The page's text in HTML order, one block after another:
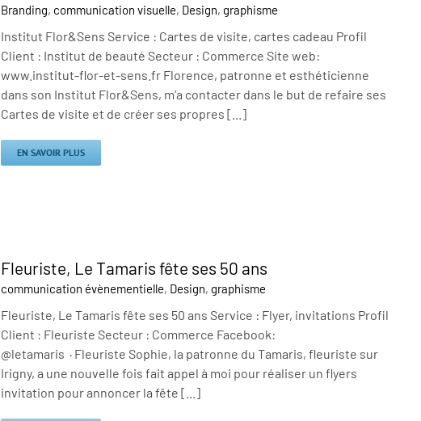
Branding, communication visuelle, Design, graphisme
Institut Flor&Sens Service : Cartes de visite, cartes cadeau Profil
Client : Institut de beauté Secteur : Commerce Site web:
www.institut-flor-et-sens.fr Florence, patronne et esthéticienne
dans son Institut Flor&Sens, m'a contacter dans le but de refaire ses
Cartes de visite et de créer ses propres [...]
EN SAVOIR PLUS
Fleuriste, Le Tamaris fête ses 50 ans
communication évènementielle, Design, graphisme
Fleuriste, Le Tamaris fête ses 50 ans Service : Flyer, invitations Profil
Client : Fleuriste Secteur : Commerce Facebook:
@letamaris · Fleuriste Sophie, la patronne du Tamaris, fleuriste sur
Irigny, a une nouvelle fois fait appel à moi pour réaliser un flyers
invitation pour annoncer la fête [...]